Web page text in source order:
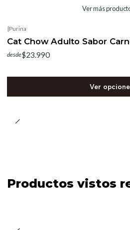
Ver más
|Purina
Cat Chow Adulto Sabor
desde$23.990
Ver
Productos vistos